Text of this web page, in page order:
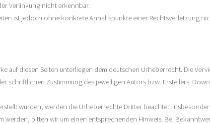
Verlinkung nicht erkennbar.
ist jedoch ohne konkrete Anhaltspunkte einer Rechtsverletzung
auf diesen Seiten unterliegen dem deutschen Urheberrecht. Die
schriftlichen Zustimmung des jeweiligen Autors bzw. Erstellers.
wurden, werden die Urheberrechte Dritter beachtet.
werden, bitten wir um einen entsprechenden Hinweis. Bei